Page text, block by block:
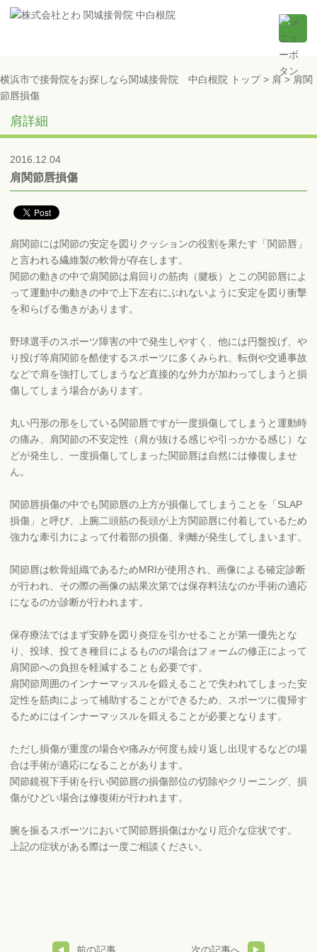
横浜市で接骨院をお探しなら関城接骨院 中白根院 トップ > 肩> 肩関
節唇損傷
肩詳細
2016.12.04
肩関節唇損傷
肩関節には関節の安定を図りクッションの役割を果たす「関節唇」
と言われる繊維製の軟骨が存在します。
関節の動きの中で肩関節は肩回りの筋肉（腱板）とこの関節唇によ
って運動中の動きの中で上下左右にぶれないように安定を図り衝撃
を和らげる働きがあります。
野球選手のスポーツ障害の中で発生しやすく、他には円盤投げ、や
り投げ等肩関節を酷使するスポーツに多くみられ、転倒や交通事故
などで肩を強打してしまうなど直接的な外力が加わってしまうと損
傷してしまう場合があります。
丸い円形の形をしている関節唇ですが一度損傷してしまうと運動時
の痛み、肩関節の不安定性（肩が抜ける感じや引っかかる感じ）な
どが発生し、一度損傷してしまった関節唇は自然には修復しませ
ん。
関節唇損傷の中でも関節唇の上方が損傷してしまうことを「SLAP
損傷」と呼び、上腕二頭筋の長頭が上方関節唇に付着しているため
強力な牽引力によって付着部の損傷、剥離が発生してしまいます。
関節唇は軟骨組織であるためMRIが使用され、画像による確定診断
が行われ、その際の画像の結果次第では保存料法なのか手術の適応
になるのか診断が行われます。
保存療法ではまず安静を図り炎症を引かせることが第一優先とな
り、投球、投てき種目によるものの場合はフォームの修正によって
肩関節への負担を軽減することも必要です。
肩関節周囲のインナーマッスルを鍛えることで失われてしまった安
定性を筋肉によって補助することができるため、スポーツに復帰す
るためにはインナーマッスルを鍛えることが必要となります。
ただし損傷が重度の場合や痛みが何度も繰り返し出現するなどの場
合は手術が適応になることがあります。
関節鏡視下手術を行い関節唇の損傷部位の切除やクリーニング、損
傷がひどい場合は修復術が行われます。
腕を振るスポーツにおいて関節唇損傷はかなり厄介な症状です。
上記の症状がある際は一度ご相談ください。